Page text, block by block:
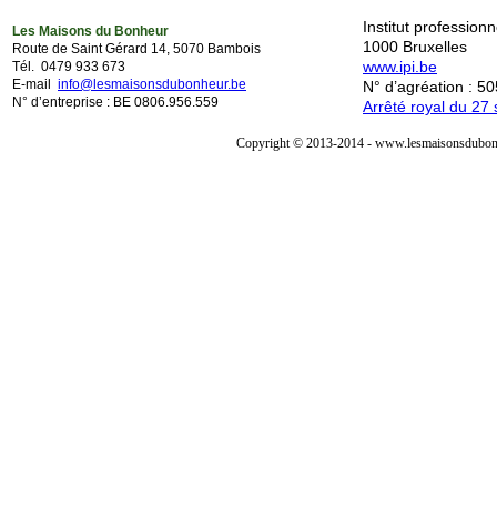
Les Maisons du Bonheur
Route de Saint Gérard 14, 5070 Bambois
Tél. 0479 933 673
E-mail info@lesmaisonsdubonheur.be
N° d’entreprise : BE 0806.956.559
Institut
1000 Bruxelles
www.ipi.be
N° d’agréation :
Arrêté royal du 27
Copyright © 2013-2014 -